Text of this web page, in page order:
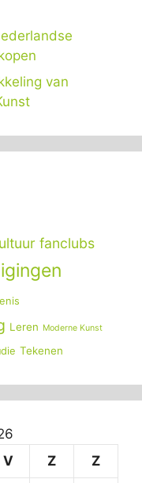
van
fanclubs
Leren Moderne Kunst
Tekenen
V Z Z